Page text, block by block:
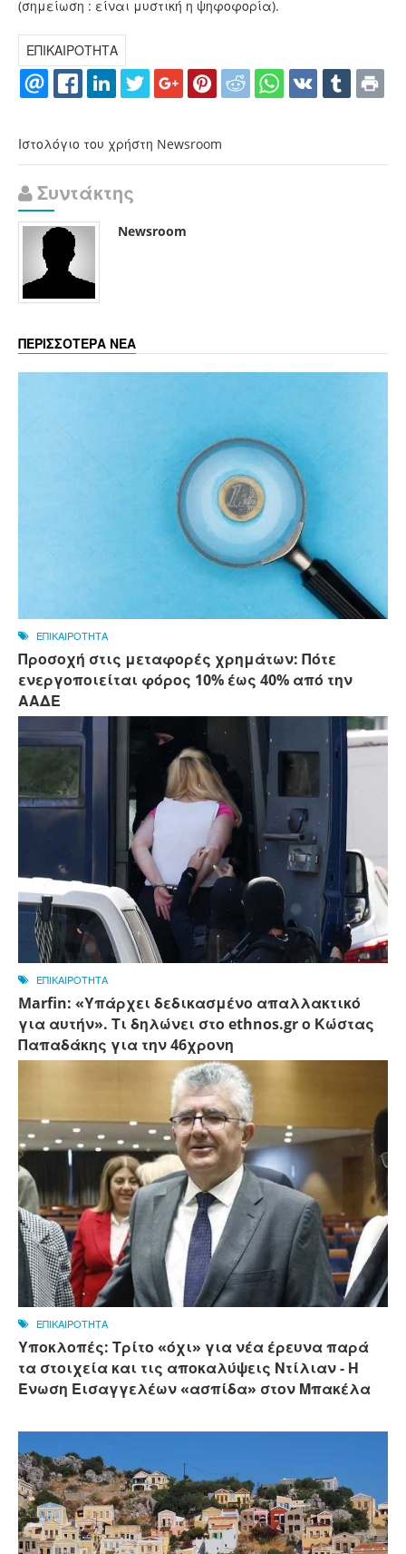
(σημείωση : είναι μυστική η ψηφοφορία).
ΕΠΙΚΑΙΡΟΤΗΤΑ
Ιστολόγιο του χρήστη Newsroom
Συντάκτης
Newsroom
ΠΕΡΙΣΣΟΤΕΡΑ ΝΕΑ
ΕΠΙΚΑΙΡΟΤΗΤΑ
Προσοχή στις μεταφορές χρημάτων: Πότε
ενεργοποιείται φόρος 10% έως 40% από την
ΑΑΔΕ
ΕΠΙΚΑΙΡΟΤΗΤΑ
Marfin: «Υπάρχει δεδικασμένο απαλλακτικό
για αυτήν». Τι δηλώνει στο ethnos.gr ο Κώστας
Παπαδάκης για την 46χρονη
ΕΠΙΚΑΙΡΟΤΗΤΑ
Υποκλοπές: Τρίτο «όχι» για νέα έρευνα παρά
τα στοιχεία και τις αποκαλύψεις Ντίλιαν - Η
Ένωση Εισαγγελέων «ασπίδα» στον Μπακέλα